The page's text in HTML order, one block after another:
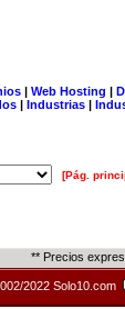
| Web Hosting |
| Industrias |
[Pág.
** Precios
2022 Solo10.com